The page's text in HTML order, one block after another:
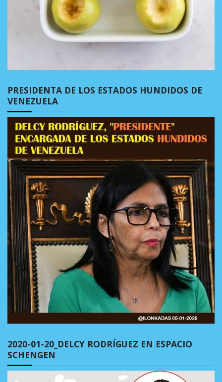
PRESIDENTA DE LOS ESTADOS HUNDIDOS DE
VENEZUELA
2020-01-20_DELCY RODRÍGUEZ EN ESPACIO
SCHENGEN